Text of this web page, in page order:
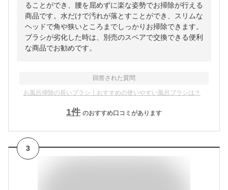
ることができ、腰を屈めずに楽な姿勢でお掃除が行える
商品です。水だけで汚れが落とすことができ、スリムな
ヘッドで角や狭いところまでしっかりお掃除できます。
ブラシが劣化した時は、別売のスペアで交換できる便利
な商品でお勧めです。
回答された質問
お風呂掃除の長いブラシ｜おすすめの使いやすい風呂ブラシは？
1件 のおすすめ口コミがあります
3